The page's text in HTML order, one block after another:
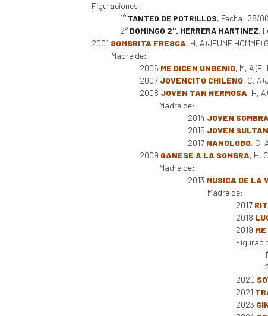
Figuraciones :
1° TANTEO DE POTRILLOS, Fecha: 28/
2° DOMINGO 2°. HERRERA MARTINEZ,
2001 SOMBRITA FRESCA, H, A (JEUNE
Madre de:
2006 ME DICEN UNGENIO, M, A
2007 JOVENCITO CHILENO, C, A
2008 JOVEN TAN HERMOSA, H,
Madre de:
2014 JOVEN SOMBRA
2015 JOVEN SULTAN
2017 NANOLOBO, C,
2009 GANESE A LA SOMBRA, H,
Madre de:
2013 MUSICA DE LA
Madre de:
2017
2018
2019
2020
2021
2023